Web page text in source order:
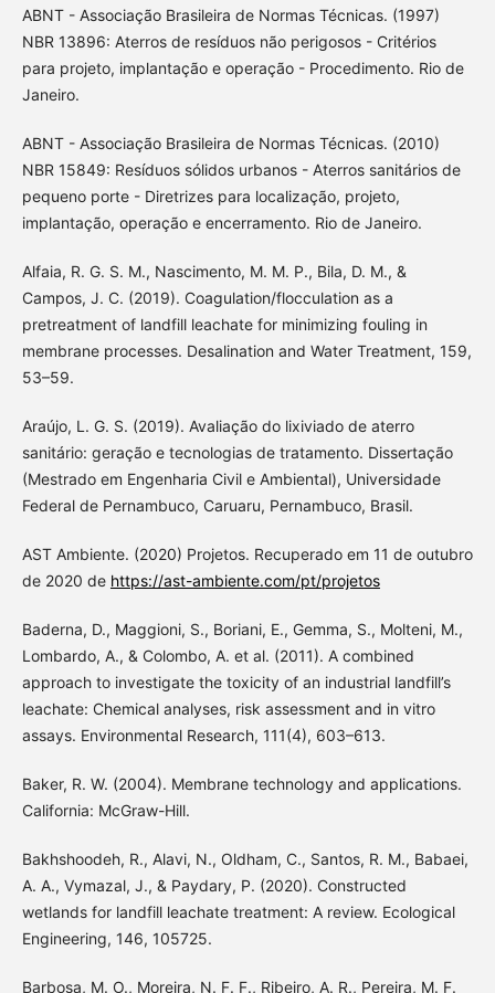
ABNT - Associação Brasileira de Normas Técnicas. (1997)
NBR 13896: Aterros de resíduos não perigosos - Critérios
para projeto, implantação e operação - Procedimento. Rio de
Janeiro.
ABNT - Associação Brasileira de Normas Técnicas. (2010)
NBR 15849: Resíduos sólidos urbanos - Aterros sanitários de
pequeno porte - Diretrizes para localização, projeto,
implantação, operação e encerramento. Rio de Janeiro.
Alfaia, R. G. S. M., Nascimento, M. M. P., Bila, D. M., &
Campos, J. C. (2019). Coagulation/flocculation as a
pretreatment of landfill leachate for minimizing fouling in
membrane processes. Desalination and Water Treatment, 159,
53–59.
Araújo, L. G. S. (2019). Avaliação do lixiviado de aterro
sanitário: geração e tecnologias de tratamento. Dissertação
(Mestrado em Engenharia Civil e Ambiental), Universidade
Federal de Pernambuco, Caruaru, Pernambuco, Brasil.
AST Ambiente. (2020) Projetos. Recuperado em 11 de outubro
de 2020 de https://ast-ambiente.com/pt/projetos
Baderna, D., Maggioni, S., Boriani, E., Gemma, S., Molteni, M.,
Lombardo, A., & Colombo, A. et al. (2011). A combined
approach to investigate the toxicity of an industrial landfill’s
leachate: Chemical analyses, risk assessment and in vitro
assays. Environmental Research, 111(4), 603–613.
Baker, R. W. (2004). Membrane technology and applications.
California: McGraw-Hill.
Bakhshoodeh, R., Alavi, N., Oldham, C., Santos, R. M., Babaei,
A. A., Vymazal, J., & Paydary, P. (2020). Constructed
wetlands for landfill leachate treatment: A review. Ecological
Engineering, 146, 105725.
Barbosa, M. O., Moreira, N. F. F., Ribeiro, A. R., Pereira, M. F.